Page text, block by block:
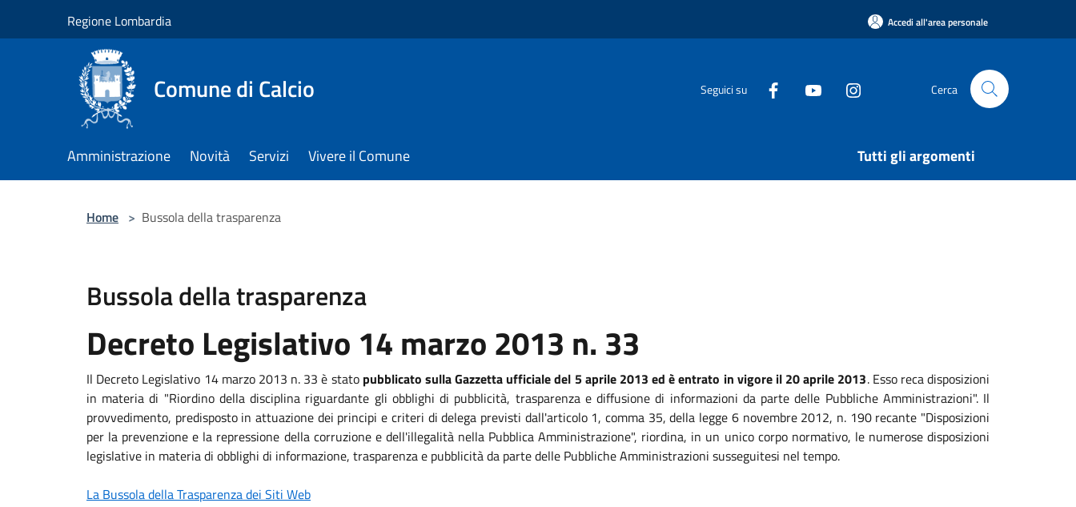
Regione Lombardia Accedi all'area personale
Comune di Calcio Seguici su Cerca
Amministrazione Novità Servizi Vivere il Comune Tutti gli argomenti
Home > Bussola della trasparenza
Bussola della trasparenza
Decreto Legislativo 14 marzo 2013 n. 33
Il Decreto Legislativo 14 marzo 2013 n. 33 è stato pubblicato sulla Gazzetta ufficiale del 5 aprile 2013 ed è entrato in vigore il 20 aprile 2013. Esso reca disposizioni
in materia di "Riordino della disciplina riguardante gli obblighi di pubblicità, trasparenza e diffusione di informazioni da parte delle Pubbliche Amministrazioni". Il
provvedimento, predisposto in attuazione dei principi e criteri di delega previsti dall'articolo 1, comma 35, della legge 6 novembre 2012, n. 190 recante "Disposizioni
per la prevenzione e la repressione della corruzione e dell'illegalità nella Pubblica Amministrazione", riordina, in un unico corpo normativo, le numerose disposizioni
legislative in materia di obblighi di informazione, trasparenza e pubblicità da parte delle Pubbliche Amministrazioni susseguitesi nel tempo.
La Bussola della Trasparenza dei Siti Web